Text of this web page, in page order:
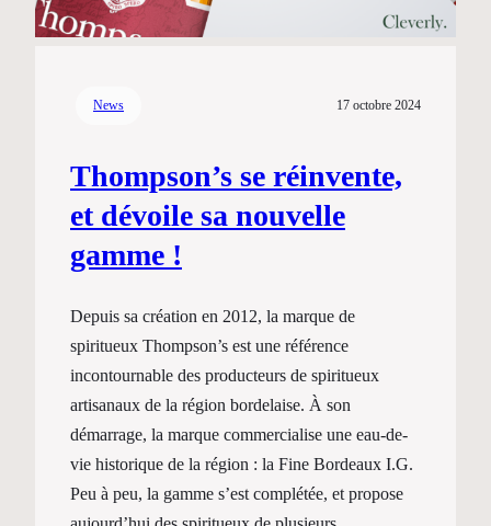
News 17 octobre 2024
Thompson’s se réinvente,
et dévoile sa nouvelle
gamme !
Depuis sa création en 2012, la marque de
spiritueux Thompson’s est une référence
incontournable des producteurs de spiritueux
artisanaux de la région bordelaise. À son
démarrage, la marque commercialise une eau-de-
vie historique de la région : la Fine Bordeaux I.G.
Peu à peu, la gamme s’est complétée, et propose